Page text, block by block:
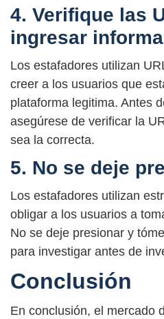
4. Verifique las
ingresar
Los estafadores utilizan
creer a los usuarios que
plataforma legitima. Antes
asegúrese de verificar la
sea la correcta.
5. No se deje
Los estafadores utilizan
obligar a los usuarios a
No se deje presionar y
para investigar antes de
Conclusión
En conclusión, el mercado